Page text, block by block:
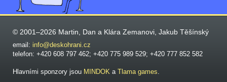
© 2001–2026 Martin, Dan a Klára Zemanovi, Jakub Těšínský
email: info@deskohrani.cz
telefon: +420 608 797 462; +420 775 989 529; +420 777 852 582
Hlavními sponzory jsou MINDOK a Tlama games.